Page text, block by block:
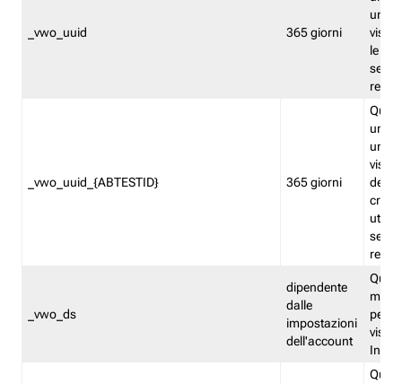
_vwo_uuid 365 giorni
le
_vwo_uuid_{ABTESTID} 365 giorni
un
del
_vwo_ds
dipendente
dalle
impostazioni
dell'account